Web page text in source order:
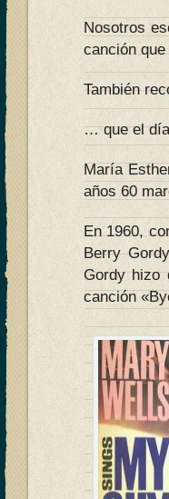
Nosotros
canción
También
… que el
María
años 60
En 1960,
Berry
Gordy hizo
canción